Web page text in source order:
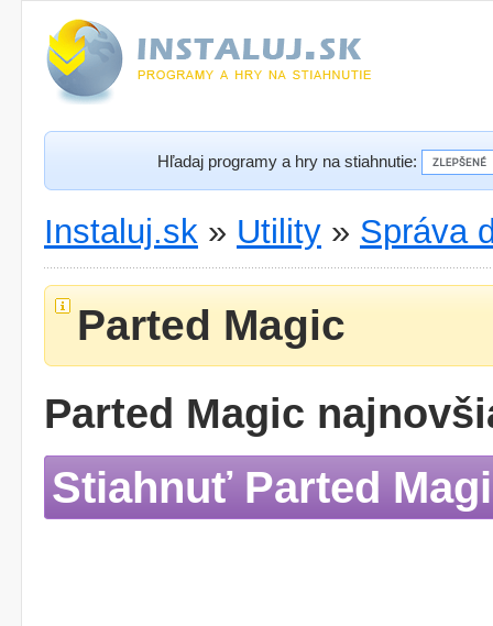
Hľadaj programy a hry na stiahnutie:
Instaluj.sk » Utility » Správa
Parted Magic
Parted Magic
Stiahnuť Parted